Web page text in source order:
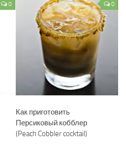
0 0
Как приготовить
Персиковый кобблер
(Peach Cobbler cocktail)